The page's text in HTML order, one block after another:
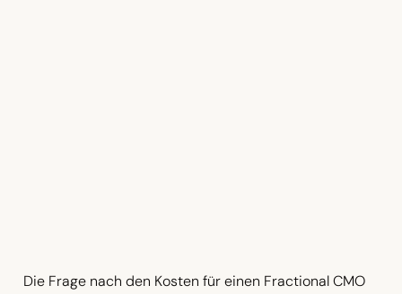
Die Frage nach den Kosten für einen Fractional CMO